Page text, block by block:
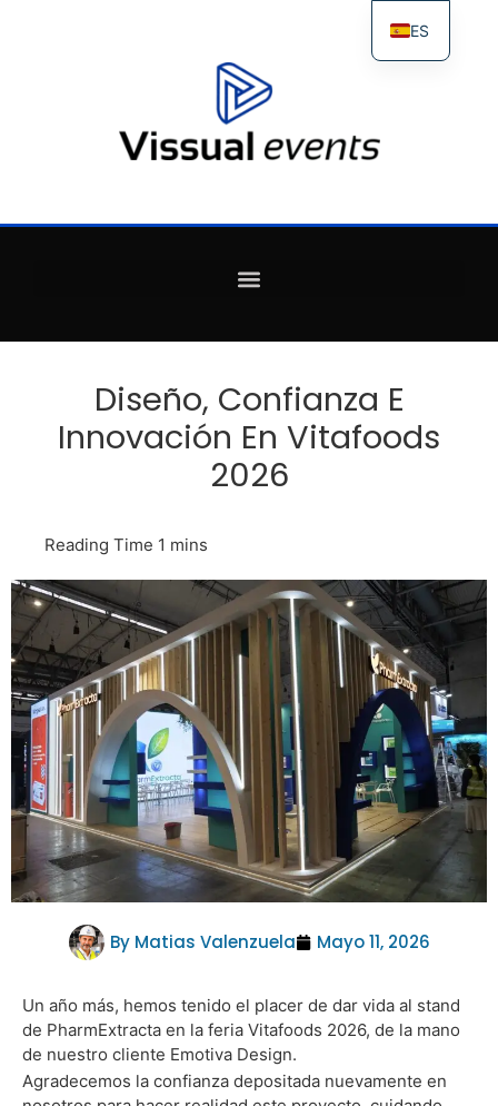
Diseño, Confianza E
Innovación En Vitafoods
2026
ByMatias Valenzuela Mayo 11, 2026
Un año más, hemos tenido el placer de dar vida al stand
de PharmExtracta en la feria Vitafoods 2026, de la mano
de nuestro cliente Emotiva Design.
Agradecemos la confianza depositada nuevamente en
ES
FR